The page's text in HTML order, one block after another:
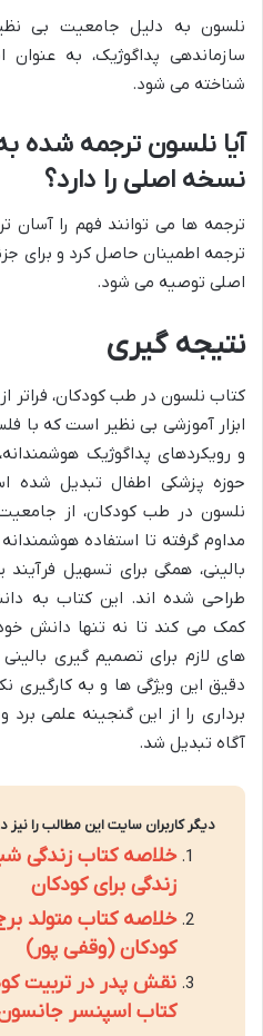
نلسون به دلیل جامعیت بی
سازماندهی پداگوژیک، به عنوان
شناخته می شود.
آیا نلسون ترجمه شده
نسخه اصلی را دارد؟
ترجمه ها می توانند فهم را آسان
ترجمه اطمینان حاصل کرد و برای
اصلی توصیه می شود.
نتیجه گیری
کتاب نلسون در طب کودکان،
ابزار آموزشی بی نظیر است که با
و رویکردهای پداگوژیک
حوزه پزشکی اطفال تبدیل شده
نلسون در طب کودکان، از
مداوم گرفته تا استفاده
بالینی، همگی برای تسهیل
طراحی شده اند. این کتاب به
کمک می کند تا نه تنها دانش
های لازم برای تصمیم گیری
دقیق این ویژگی ها و به کارگیری
برداری را از این گنجینه علمی
آگاه تبدیل شد.
دیگر کاربران سایت این مطالب را
خلاصه کتاب زندگی
زندگی برای کودکان
خلاصه کتاب متولد
کودکان (وقفی پور)
نقش پدر در تربیت
کتاب اسپنسر